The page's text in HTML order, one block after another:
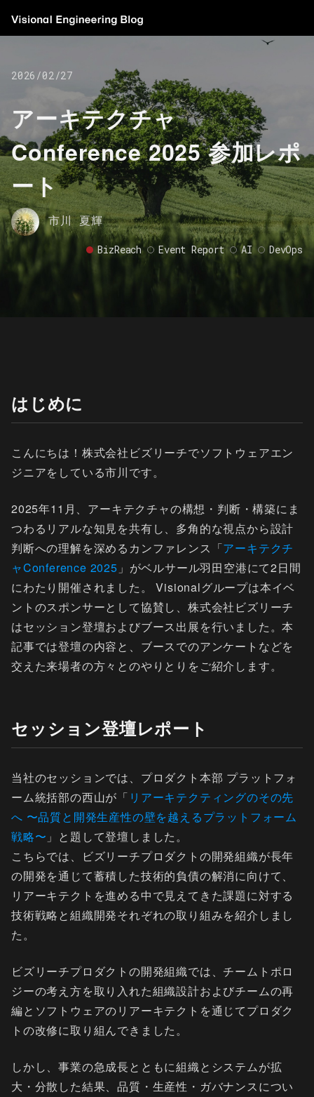
2026/02/27
アーキテクチャ
Conference 2025 参加レポ
ート
市川 夏輝
BizReach Event Report AI DevOps
はじめに
こんにちは！株式会社ビズリーチでソフトウェアエン
ジニアをしている市川です。
2025年11月、アーキテクチャの構想・判断・構築にま
つわるリアルな知見を共有し、多角的な視点から設計
判断への理解を深めるカンファレンス「アーキテクチ
ャConference 2025 」がベルサール羽田空港にて2日間
にわたり開催されました。 Visionalグループは本イベ
ントのスポンサーとして協賛し、株式会社ビズリーチ
はセッション登壇およびブース出展を行いました。本
記事では登壇の内容と、ブースでのアンケートなどを
交えた来場者の方々とのやりとりをご紹介します。
セッション登壇レポート
当社のセッションでは、プロダクト本部 プラットフォ
ーム統括部の西山が「 リアーキテクティングのその先
へ 〜品質と開発生産性の壁を越えるプラットフォーム
戦略〜 」と題して登壇しました。
こちらでは、ビズリーチプロダクトの開発組織が長年
の開発を通じて蓄積した技術的負債の解消に向けて、
リアーキテクトを進める中で見えてきた課題に対する
技術戦略と組織開発それぞれの取り組みを紹介しまし
た。
ビズリーチプロダクトの開発組織では、チームトポロ
ジーの考え方を取り入れた組織設計およびチームの再
編とソフトウェアのリアーキテクトを通じてプロダク
トの改修に取り組んできました。
しかし、事業の急成長とともに組織とシステムが拡
大・分散した結果、品質・生産性・ガバナンスについ